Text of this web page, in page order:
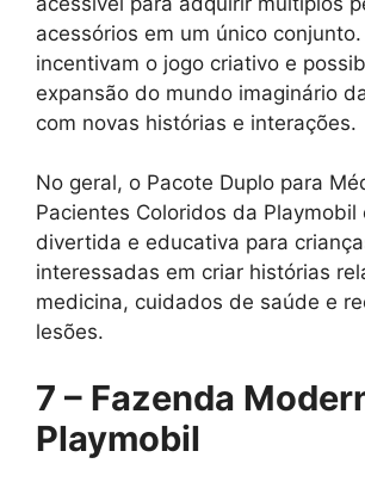
acessórios em um único conjunto.
incentivam o jogo criativo e
expansão do mundo imaginário
com novas histórias e interações.
No geral, o Pacote Duplo para
Pacientes Coloridos da Playmobil
divertida e educativa para
interessadas em criar histórias
medicina, cuidados de saúde e
lesões.
7 – Fazenda
Playmobil